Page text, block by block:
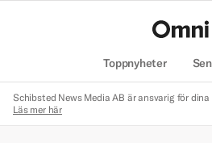
Toppnyheter
Schibsted News Media AB är ansvarig för
Läs mer här